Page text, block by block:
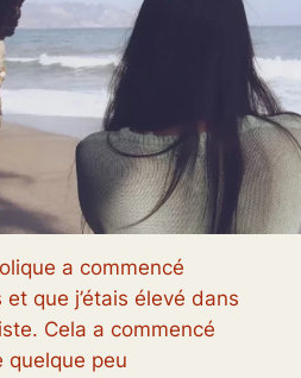
a commencé
et que j’étais élevé dans
Cela a commencé
quelque peu